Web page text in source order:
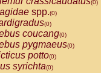
(0)
spp.(0)
(0)
coucang(0)
pygmaeus(0)
potto(0)
syrichta(0)